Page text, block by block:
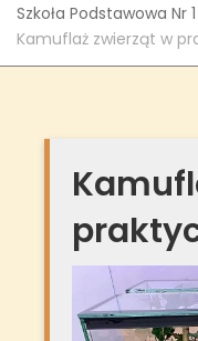
Szkoła Podstawowa Nr
Kamuflaż zwierząt w